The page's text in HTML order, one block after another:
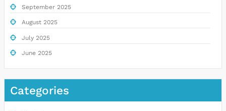
September 2025
August 2025
July 2025
June 2025
Categories